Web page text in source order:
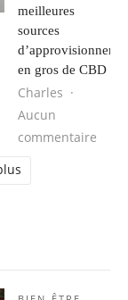
des lunettes
meilleures
sources
en gros de CBD
Charles
Aucun
commentaire